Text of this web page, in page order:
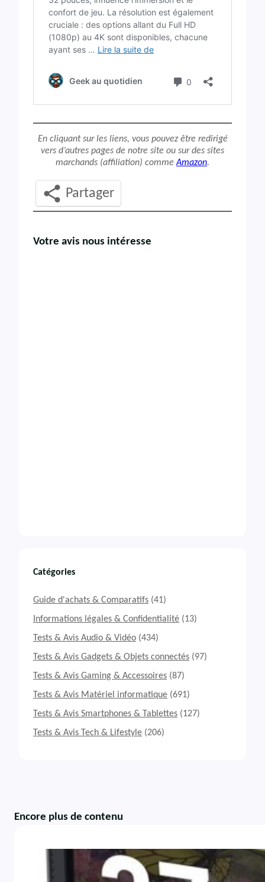
En cliquant sur les liens, vous pouvez être redirigé
vers d’autres pages de notre site ou sur des sites
marchands (affiliation) commeAmazon.
Partager
Votre avis nous intéresse
Catégories
Guide d'achats & Comparatifs (41)
Informations légales & Confidentialité (13)
Tests & Avis Audio & Vidéo (434)
Tests & Avis Gadgets & Objets connectés (97)
Tests & Avis Gaming & Accessoires (87)
Tests & Avis Matériel informatique (691)
Tests & Avis Smartphones & Tablettes (127)
Tests & Avis Tech & Lifestyle (206)
Encore plus de contenu